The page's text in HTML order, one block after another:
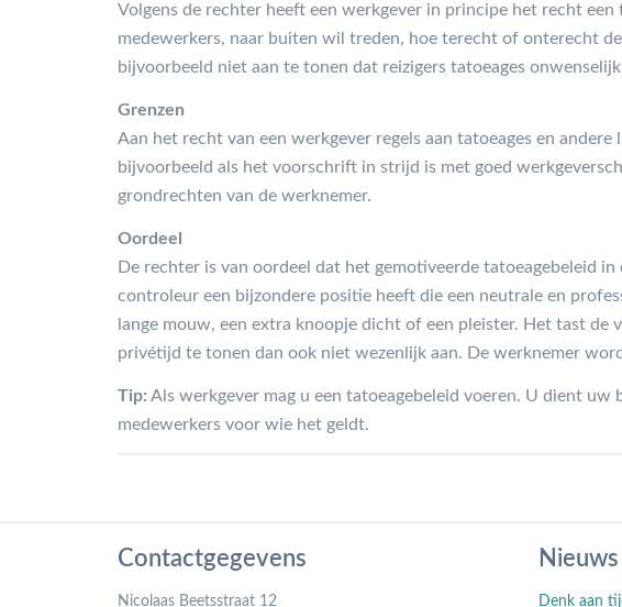
Volgens de rechter heeft een werkgever in principe het recht
medewerkers, naar buiten wil treden, hoe terecht of onterecht
bijvoorbeeld niet aan te tonen dat reizigers tatoeages
Grenzen
Aan het recht van een werkgever regels aan tatoeages en
bijvoorbeeld als het voorschrift in strijd is met goed
grondrechten van de werknemer.
Oordeel
De rechter is van oordeel dat het gemotiveerde tatoeagebeleid
controleur een bijzondere positie heeft die een neutrale en
lange mouw, een extra knoopje dicht of een pleister. Het tast de
privétijd te tonen dan ook niet wezenlijk aan. De werknemer
Tip: Als werkgever mag u een tatoeagebeleid voeren. U dient
medewerkers voor wie het geldt.
Contactgegevens
Nicolaas Beetsstraat 12
Nieuws
Denk aan